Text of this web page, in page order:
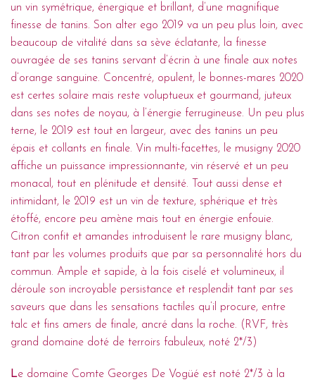
un vin symétrique, énergique et brillant, d’une magnifique
finesse de tanins. Son alter ego 2019 va un peu plus loin, avec
beaucoup de vitalité dans sa sève éclatante, la finesse
ouvragée de ses tanins servant d’écrin à une finale aux notes
d’orange sanguine. Concentré, opulent, le bonnes-mares 2020
est certes solaire mais reste voluptueux et gourmand, juteux
dans ses notes de noyau, à l’énergie ferrugineuse. Un peu plus
terne, le 2019 est tout en largeur, avec des tanins un peu
épais et collants en finale. Vin multi-facettes, le musigny 2020
affiche un puissance impressionnante, vin réservé et un peu
monacal, tout en plénitude et densité. Tout aussi dense et
intimidant, le 2019 est un vin de texture, sphérique et très
étoffé, encore peu amène mais tout en énergie enfouie.
Citron confit et amandes introduisent le rare musigny blanc,
tant par les volumes produits que par sa personnalité hors du
commun. Ample et sapide, à la fois ciselé et volumineux, il
déroule son incroyable persistance et resplendit tant par ses
saveurs que dans les sensations tactiles qu’il procure, entre
talc et fins amers de finale, ancré dans la roche. (RVF, très
grand domaine doté de terroirs fabuleux, noté 2*/3)
Le domaine Comte Georges De Vogüé est noté 2*/3 à la